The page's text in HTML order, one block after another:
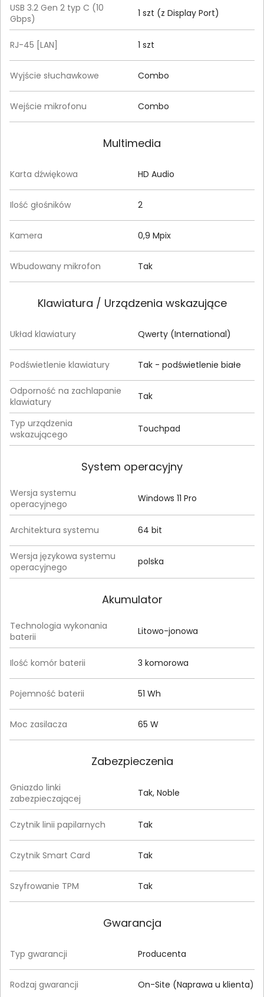
USB 3.2 Gen 2 typ C (10
Gbps)
1 szt (z Display Port)
RJ-45 [LAN] 1 szt
Wyjście słuchawkowe Combo
Wejście mikrofonu Combo
Multimedia
Karta dźwiękowa HD Audio
Ilość głośników 2
Kamera 0,9 Mpix
Wbudowany mikrofon Tak
Klawiatura / Urządzenia wskazujące
Układ klawiatury Qwerty (International)
Podświetlenie klawiatury Tak - podświetlenie białe
Odporność na zachlapanie
klawiatury
Tak
Typ urządzenia
wskazującego
Touchpad
System operacyjny
Wersja systemu
operacyjnego
Windows 11 Pro
Architektura systemu 64 bit
Wersja językowa systemu
operacyjnego
polska
Akumulator
Technologia wykonania
baterii
Litowo-jonowa
Ilość komór baterii 3 komorowa
Pojemność baterii 51 Wh
Moc zasilacza 65 W
Zabezpieczenia
Gniazdo linki
zabezpieczającej
Tak, Noble
Czytnik linii papilarnych Tak
Czytnik Smart Card Tak
Szyfrowanie TPM Tak
Gwarancja
Typ gwarancji Producenta
Rodzaj gwarancji On-Site (Naprawa u klienta)